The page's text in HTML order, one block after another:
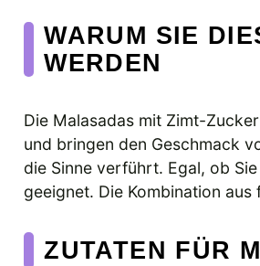
WARUM SIE
WERDEN
Die Malasadas mit Zimt-
und bringen den Geschmack
die Sinne verführt. Egal, ob
geeignet. Die Kombination
ZUTATEN FÜR